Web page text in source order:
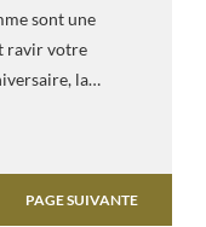
sont une
ravir votre
la…
PAGE SUIVANTE